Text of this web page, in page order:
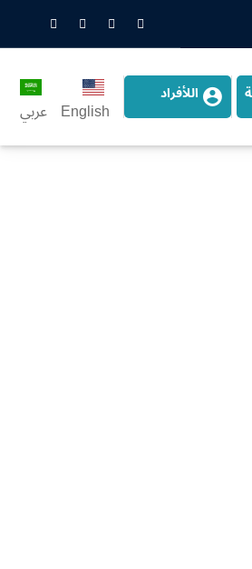
Snapchat
Twitter
LinkedIn
اللأفراد
English عربي